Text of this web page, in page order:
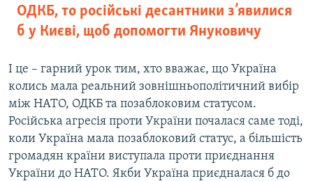
ОДКБ, то російські десантники з’явилися
б у Києві, щоб допомогти Януковичу
І це – гарний урок тим, хто вважає, що Україна
колись мала реальний зовнішньополітичний вибір
між НАТО, ОДКБ та позаблоковим статусом.
Російська агресія проти України почалася саме тоді,
коли Україна мала позаблоковий статус, а більшість
громадян країни виступала проти приєднання
України до НАТО. Якби Україна приєдналася б до